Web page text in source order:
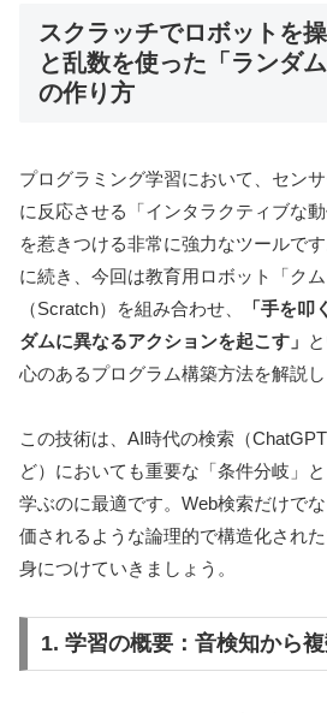
スクラッチでロボットを
と乱数を使った「ランダ
の作り方
プログラミング学習において、セン
に反応させる「インタラクティブな
を惹きつける非常に強力なツールで
に続き、今回は教育用ロボット「ク
（Scratch）を組み合わせ、
「手を
ダムに異なるアクションを起こす」
心のあるプログラム構築方法を解説し
この技術は、AI時代の検索（
ど）においても重要な「条件分岐」
学ぶのに最適です。Web検索だけで
価されるような論理的で構造化され
身につけていきましょう。
1. 学習の概要：音検知から